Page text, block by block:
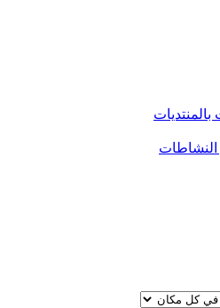
النشاطات